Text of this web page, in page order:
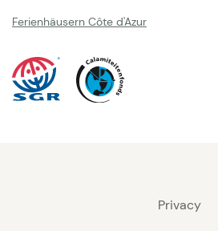
Ferienhäusern Côte d'Azur
Privacy